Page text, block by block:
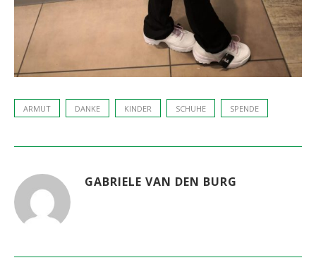
ARMUT DANKE KINDER SCHUHE SPENDE
GABRIELE VAN DEN BURG